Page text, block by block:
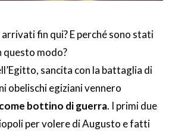
arrivati fin qui? E perché sono stati
questo modo?
sancita con la battaglia di
obelischi egiziani vennero
bottino di guerra. I primi due
per volere di Augusto e fatti